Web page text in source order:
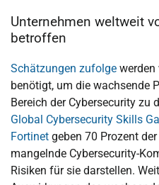
Unternehmen weltweit
betroffen
Schätzungen zufolge
benötigt, um die wachsende
Bereich der Cybersecurity zu
Global Cybersecurity Skills
Fortinet geben 70 Prozent
mangelnde Cybersecurity-
Risiken für sie darstellen.